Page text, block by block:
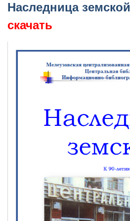
Наследница земской
скачать